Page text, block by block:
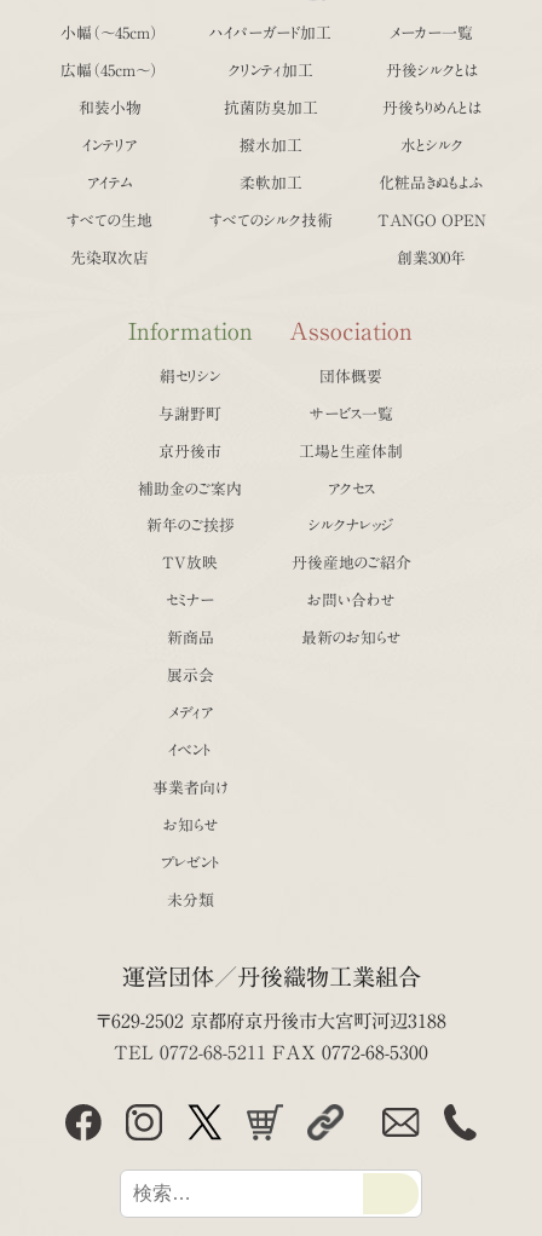
小幅（〜45cm）
広幅（45cm〜）
和装小物
インテリア
アイテム
すべての生地
先染取次店
ハイパーガード加工
クリンティ加工
抗菌防臭加工
撥水加工
柔軟加工
すべてのシルク技術
メーカー一覧
丹後シルクとは
丹後ちりめんとは
水とシルク
化粧品きぬもよふ
TANGO OPEN
創業300年
Information
絹セリシン
与謝野町
京丹後市
補助金のご案内
新年のご挨拶
TV放映
セミナー
新商品
展示会
メディア
イベント
事業者向け
お知らせ
プレゼント
未分類
Association
団体概要
サービス一覧
工場と生産体制
アクセス
シルクナレッジ
丹後産地のご紹介
お問い合わせ
最新のお知らせ
運営団体／丹後織物工業組合
〒629-2502 京都府京丹後市大宮町河辺3188
TEL 0772-68-5211 FAX 0772-68-5300